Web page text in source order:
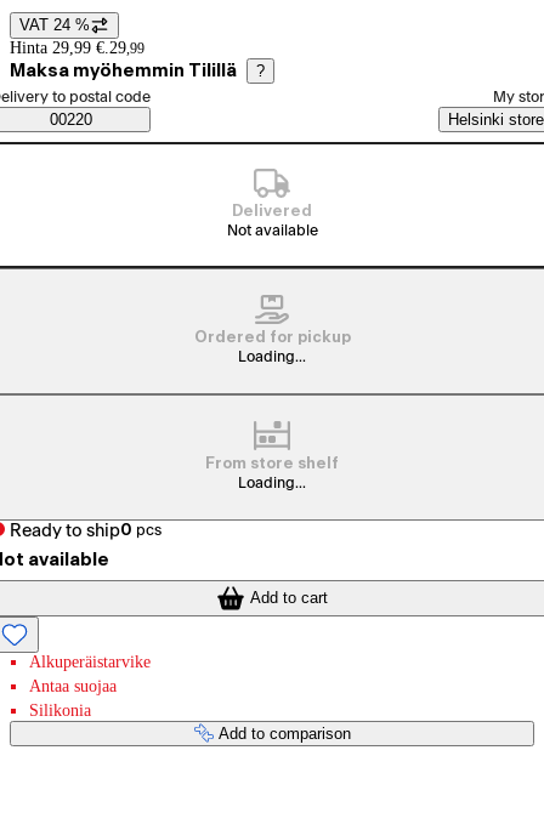
Price details
VAT 24 %
Hinta 29,99 €. 29,99
Maksa myöhemmin Tilillä ?
Saatavuustiedot
order method
to postal code
00220
My
Helsinki store
Delivered
Not available
Ordered for pickup
Loading...
From store shelf
Loading...
Ready to ship0 pcs
available
Add to cart
Alkuperäistarvike
Antaa suojaa
Silikonia
Add to comparison